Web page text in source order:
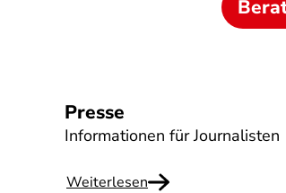
Presse
Informationen für Journalisten
Weiterlesen